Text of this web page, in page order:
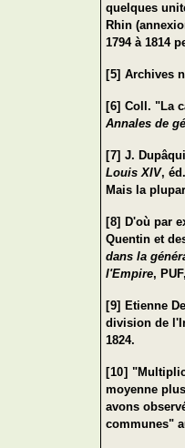
quelques
Rhin
1794 à 1814
[5] Archives
[6] Coll. "La
Annales de
[7] J.
Louis XIV,
Mais la
[8] D'où par
Quentin et
dans la
l'Empire,
[9] Etienne
division de
1824.
[10]
moyenne
avons
communes"